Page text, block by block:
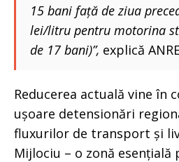
15 bani față de ziua
lei/litru pentru motorina
de 17 bani)”, explică
Reducerea actuală vine în
ușoare detensionări
fluxurilor de transport și
Mijlociu – o zonă